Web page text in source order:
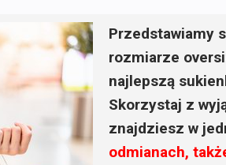
Przedstawiamy
rozmiarze
najlepszą
Skorzystaj z
znajdziesz w
odmianach,